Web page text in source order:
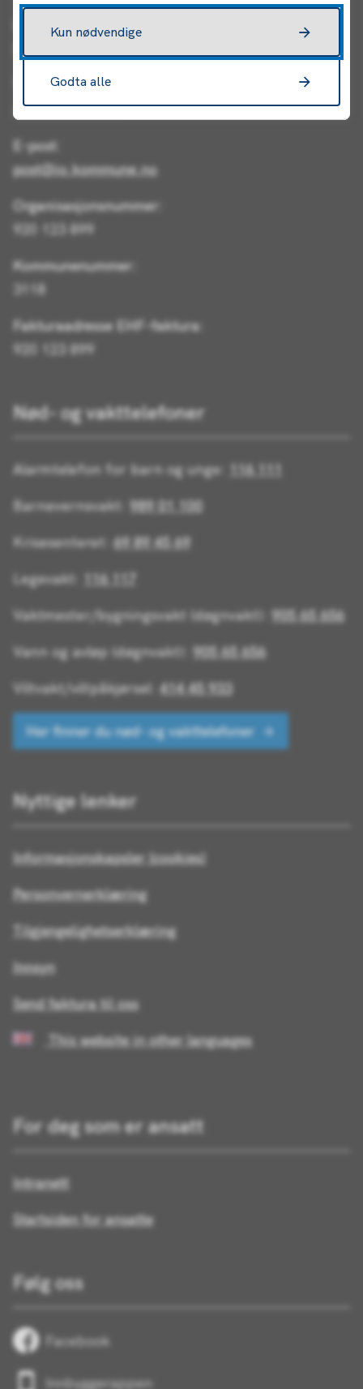
Besøksadresse (rådhuset):
Rådhusgata 22, 1830 Askim
Telefon:
+47 69 68 10 00
E-post:
post@io.kommune.no
Organisasjonsnummer:
920 123 899
Kommunenummer:
3118
Fakturaadresse EHF-faktura:
920 123 899
Nød- og vakttelefoner
Alarmtelefon for barn og unge:
116 111
Barnevernsvakt: 989 01 100
Krisesenteret: 69 89 45 69
Legevakt:
116 117
Vaktmester/bygningsvakt (døgnvakt): 905 65 656
Vann og avløp (døgnvakt): 905 65 656
Viltvakt/viltpåkjørsel: 414 45 933
Her finner du nød- og vakttelefoner
Nyttige lenker
Informasjonskapsler (cookies)
Personvernerklæring
Tilgjengelighetserklæring
Innsyn
Send faktura til oss
This website in other languages
For deg som er ansatt
Intranett
Startsiden for ansatte
Følg oss
Facebook
Innbyggerappen
Kun nødvendige
Godta alle